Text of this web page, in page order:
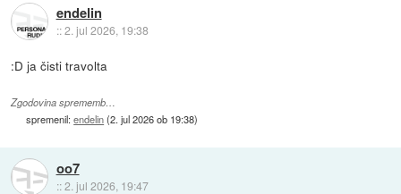
endelin
::2. jul 2026, 19:38
:D ja čisti travolta
Zgodovina sprememb…
spremenil:endelin(2. jul 2026 ob 19:38)
oo7
::2. jul 2026, 19:47